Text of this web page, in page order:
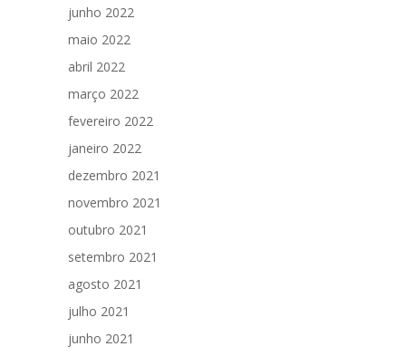
junho 2022
maio 2022
abril 2022
março 2022
fevereiro 2022
janeiro 2022
dezembro 2021
novembro 2021
outubro 2021
setembro 2021
agosto 2021
julho 2021
junho 2021